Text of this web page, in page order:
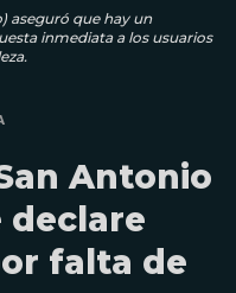
aseguró que hay un
inmediata a los usuarios
Antonio
declare
falta de